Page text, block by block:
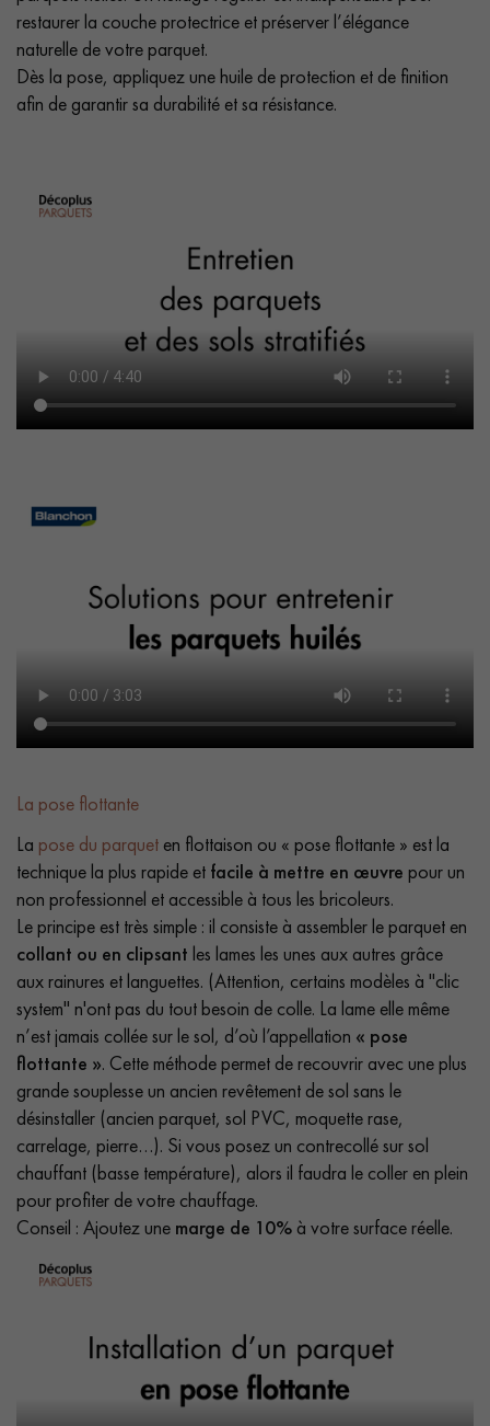
restaurer la couche protectrice et préserver l’élégance
naturelle de votre parquet.
Dès la pose, appliquez une huile de protection et de finition
afin de garantir sa durabilité et sa résistance.
La pose flottante
La pose du parquet en flottaison ou « pose flottante » est la
technique la plus rapide et facile à mettre en œuvre pour un
non professionnel et accessible à tous les bricoleurs.
Le principe est très simple : il consiste à assembler le parquet en
collant ou en clipsant les lames les unes aux autres grâce
aux rainures et languettes. (Attention, certains modèles à "clic
system" n'ont pas du tout besoin de colle. La lame elle même
n’est jamais collée sur le sol, d’où l’appellation « pose
flottante ». Cette méthode permet de recouvrir avec une plus
grande souplesse un ancien revêtement de sol sans le
désinstaller (ancien parquet, sol PVC, moquette rase,
carrelage, pierre…). Si vous posez un contrecollé sur sol
chauffant (basse température), alors il faudra le coller en plein
pour profiter de votre chauffage.
Conseil : Ajoutez une marge de 10% à votre surface réelle.